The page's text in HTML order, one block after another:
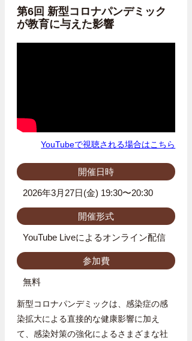
第6回 新型コロナパンデミック
が教育に与えた影響
YouTubeで視聴される場合はこちら
開催日時
2026年3月27日(金) 19:30〜20:30
開催形式
YouTube Liveによるオンライン配信
参加費
無料
新型コロナパンデミックは、感染症の感
染拡大による直接的な健康影響に加え
て、感染対策の強化によるさまざまな社